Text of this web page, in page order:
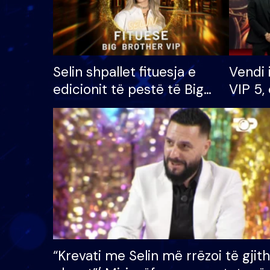
Selin shpallet fituesja e
edicionit të pestë të Big
Brother VIP, rrëmben
çmimin e madh prej 100
mijë eurosh
Vendi
VIP
“Krevati me Selin më rrëzoi të